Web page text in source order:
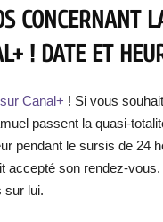
CONCERNANT
! DATE ET
Canal+ ! Si vous
passent la quasi-
pendant le sursis de 24
accepté son rendez-
sur lui.